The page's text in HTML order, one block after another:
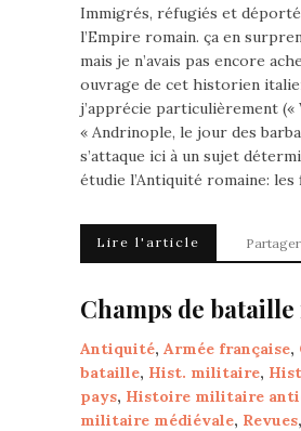
Immigrés, réfugiés et
l’Empire romain. ça en
mais je n’avais pas encore
ouvrage de cet historien
j’apprécie particulièrement («
« Andrinople, le jour des
s’attaque ici à un sujet
étudie l’Antiquité romaine:
Lire l'article Partager
Champs de bataille
Antiquité, Armée française,
bataille, Hist. militaire,
pays, Histoire militaire
militaire médiévale, Revues,